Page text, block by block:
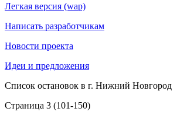
Легкая версия (wap)
Написать разработчикам
Новости проекта
Идеи и предложения
Список остановок в г. Нижний Новгород
Страница 3 (101-150)